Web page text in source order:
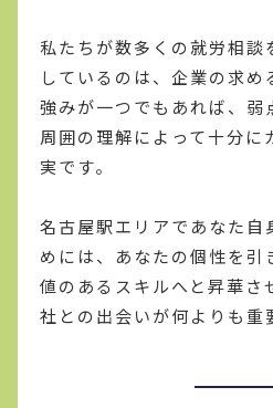
私たちが数多くの就労相談
しているのは、企業の求め
強みが一つでもあれば、弱
周囲の理解によって十分に
実です。
名古屋駅エリアであなた自
めには、あなたの個性を引
値のあるスキルへと昇華さ
社との出会いが何よりも重